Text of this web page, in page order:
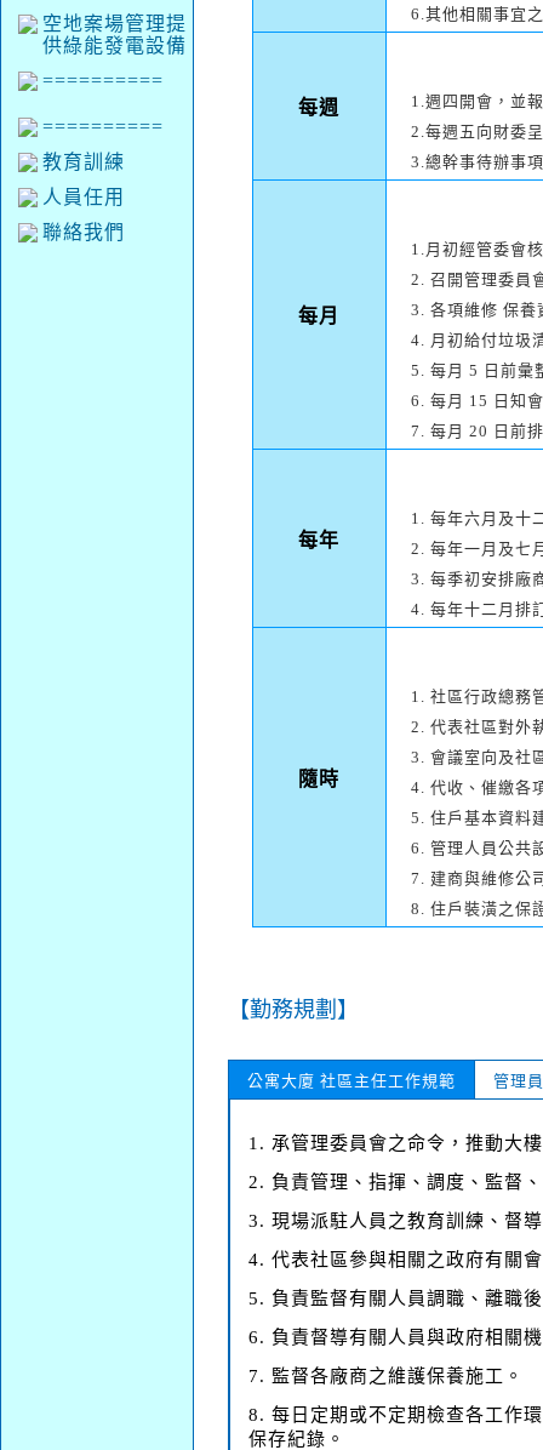
空地案場管理提
供綠能發電設備
==========
==========
教育訓練
人員任用
聯絡我們
6.其他相關事宜
每週
1.週四開會，並
2.每週五向財委
3.總幹事待辦事
每月
1.月初經管委會
2. 召開管理委員
3. 各項維修 保養
4. 月初給付垃圾
5. 每月 5 日前彙
6. 每月 15 日知
7. 每月 20 日前
每年
1. 每年六月及十
2. 每年一月及七
3. 每季初安排廠
4. 每年十二月排
隨時
1. 社區行政總務
2. 代表社區對外
3. 會議室向及社
4. 代收、催繳各
5. 住戶基本資料
6. 管理人員公共
7. 建商與維修公
8. 住戶裝潢之保
【勤務規劃】
公寓大廈 社區主任工作規範 管理
1. 承管理委員會之命令，推動大
2. 負責管理、指揮、調度、監督
3. 現場派駐人員之教育訓練、督
4. 代表社區參與相關之政府有關
5. 負責監督有關人員調職、離職
6. 負責督導有關人員與政府相關
7. 監督各廠商之維護保養施工。
8. 每日定期或不定期檢查各工作
保存紀錄。